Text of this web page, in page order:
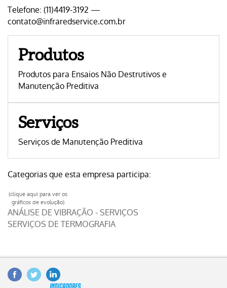
Telefone: (11)4419-3192 —
contato@infraredservice.com.br
Produtos
Produtos para Ensaios Não Destrutivos e
Manutenção Preditiva
Serviços
Serviços de Manutenção Preditiva
Categorias que esta empresa participa:
(clique aqui para ver os
gráficos de evolução)
ANÁLISE DE VIBRAÇÃO - SERVIÇOS
SERVIÇOS DE TERMOGRAFIA
Facebook
Twitter